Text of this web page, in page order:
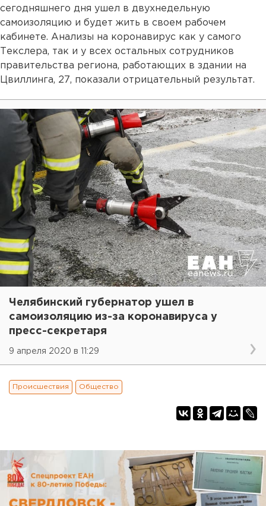
сегодняшнего дня ушел в двухнедельную
самоизоляцию и будет жить в своем рабочем
кабинете. Анализы на коронавирус как у самого
Текслера, так и у всех остальных сотрудников
правительства региона, работающих в здании на
Цвиллинга, 27, показали отрицательный результат.
Челябинский губернатор ушел в
самоизоляцию из-за коронавируса у
пресс-секретаря
9 апреля 2020 в 11:29
Происшествия Общество